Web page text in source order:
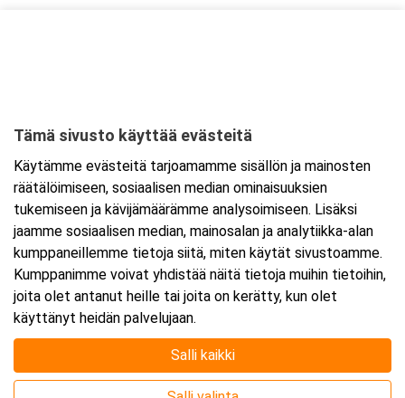
Tarkempi kartta ja ajo-ohjeet
Tämä sivusto käyttää evästeitä
Käytämme evästeitä tarjoamamme sisällön ja mainosten
räätälöimiseen, sosiaalisen median ominaisuuksien
tukemiseen ja kävijämäärämme analysoimiseen. Lisäksi
jaamme sosiaalisen median, mainosalan ja analytiikka-alan
kumppaneillemme tietoja siitä, miten käytät sivustoamme.
Kumppanimme voivat yhdistää näitä tietoja muihin tietoihin,
joita olet antanut heille tai joita on kerätty, kun olet
käyttänyt heidän palvelujaan.
Salli kaikki